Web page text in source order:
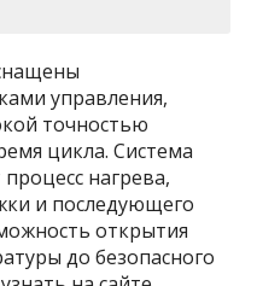
управления,
точностью
цикла. Система
нагрева,
и последующего
открытия
до безопасного